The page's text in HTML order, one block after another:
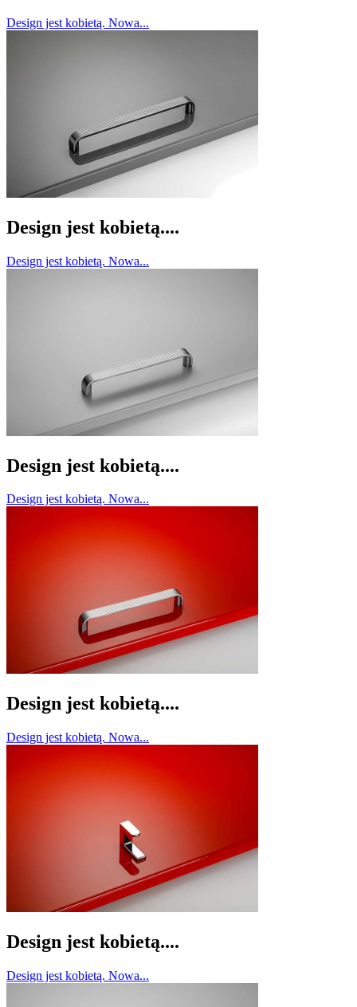
Design jest kobietą. Nowa...
Design jest kobietą....
Design jest kobietą. Nowa...
Design jest kobietą....
Design jest kobietą. Nowa...
Design jest kobietą....
Design jest kobietą. Nowa...
Design jest kobietą....
Design jest kobietą. Nowa...